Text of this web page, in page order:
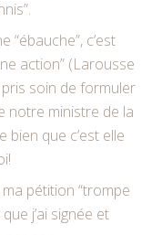
“ébauche”, c’est
action” (Larousse
pris soin de formuler
notre ministre de la
bien que c’est elle
pétition “trompe
j’ai signée et